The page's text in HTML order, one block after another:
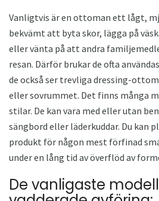
Vanligtvis är en ottoman ett lågt,
bekvämt att byta skor, lägga på
eller vänta på att andra
resan. Därför brukar de ofta
de också ser trevliga dressing-
eller sovrummet. Det finns många
stilar. De kan vara med eller utan
sängbord eller läderkuddar. Du kan
produkt för någon mest förfinad
under en lång tid av överflöd av
De vanligaste